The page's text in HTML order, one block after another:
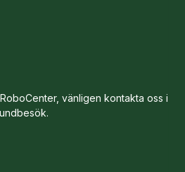
vänligen kontakta oss i